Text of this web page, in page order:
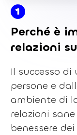
1
Perché è
relazioni
Il successo
persone e
ambiente di
relazioni
benessere